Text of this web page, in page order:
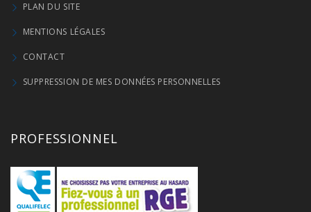
PLAN DU SITE
MENTIONS LÉGALES
CONTACT
SUPPRESSION DE MES DONNÉES PERSONNELLES
PROFESSIONNEL